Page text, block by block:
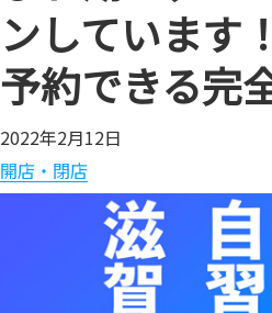
ンしています
予約できる完
2022年2月12日
開店・閉店